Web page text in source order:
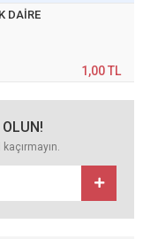
DAİRE
1,00 TL